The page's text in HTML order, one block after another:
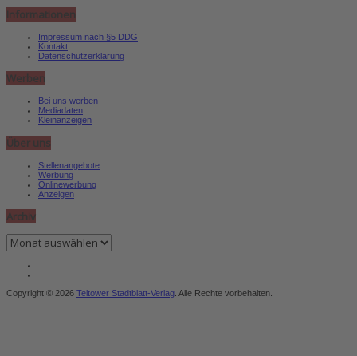
Informationen
Impressum nach §5 DDG
Kontakt
Datenschutzerklärung
Werben
Bei uns werben
Mediadaten
Kleinanzeigen
Über uns
Stellenangebote
Werbung
Onlinewerbung
Anzeigen
Archiv
Archiv
Copyright © 2026 Teltower Stadtblatt-Verlag . Alle Rechte vorbehalten.